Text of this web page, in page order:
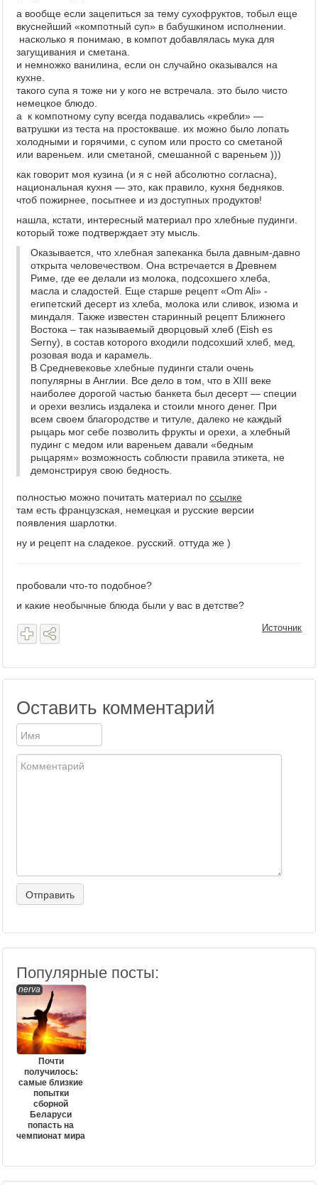
а вообще если зацепиться за тему сухофруктов, тобыл еще
вкуснейший «компотный суп» в бабушкином исполнении.
насколько я понимаю, в компот добавлялась мука для
загущивания и сметана.
и немножко ванилина, если он случайно оказывался на
кухне.
такого супа я тоже ни у кого не встречала. это было чисто
немецкое блюдо.
а к компотному супу всегда подавались «кребли» —
ватрушки из теста на простокваше. их можно было лопать
холодными и горячими, с супом или просто со сметаной
или вареньем. или сметаной, смешанной с вареньем )))
как говорит моя кузина (и я с ней абсолютно согласна),
национальная кухня — это, как правило, кухня бедняков.
чтоб пожирнее, посытнее и из доступных продуктов!
нашла, кстати, интересный материал про хлебные пудинги.
который тоже подтверждает эту мысль.
Оказывается, что хлебная запеканка была давным-давно
открыта человечеством. Она встречается в Древнем
Риме, где ее делали из молока, подсохшего хлеба,
масла и сладостей. Еще старше рецепт «Om Ali» -
египетский десерт из хлеба, молока или сливок, изюма и
миндаля. Также известен старинный рецепт Ближнего
Востока – так называемый дворцовый хлеб (Eish es
Serny), в состав которого входили подсохший хлеб, мед,
розовая вода и карамель.
В Средневековье хлебные пудинги стали очень
популярны в Англии. Все дело в том, что в XIII веке
наиболее дорогой частью банкета был десерт — специи
и орехи везлись издалека и стоили много денег. При
всем своем благородстве и титуле, далеко не каждый
рыцарь мог себе позволить фрукты и орехи, а хлебный
пудинг с медом или вареньем давали «бедным
рыцарям» возможность соблюсти правила этикета, не
демонстрируя свою бедность.
полностью можно почитать материал по ссылке
там есть французская, немецкая и русские версии
появления шарлотки.
ну и рецепт на сладекое. русский. оттуда же )
пробовали что-то подобное?
и какие необычные блюда были у вас в детстве?
Источник
Оставить комментарий
Популярные посты:
nerva
Почти
получилось:
самые близкие
попытки
сборной
Беларуси
попасть на
чемпионат мира